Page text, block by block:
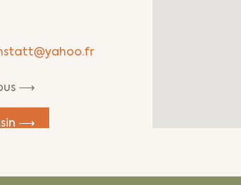
⟶
⟶
Opticien Pfastatt